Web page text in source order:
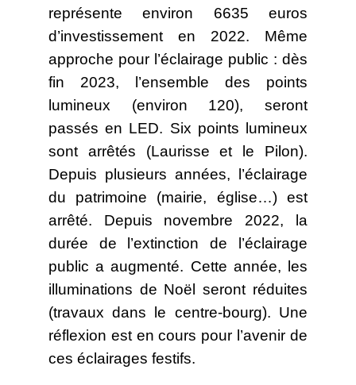
représente environ 6635 euros
d’investissement en 2022. Même
approche pour l’éclairage public : dès
fin 2023, l’ensemble des points
lumineux (environ 120), seront
passés en LED. Six points lumineux
sont arrêtés (Laurisse et le Pilon).
Depuis plusieurs années, l’éclairage
du patrimoine (mairie, église…) est
arrêté. Depuis novembre 2022, la
durée de l’extinction de l’éclairage
public a augmenté. Cette année, les
illuminations de Noël seront réduites
(travaux dans le centre-bourg). Une
réflexion est en cours pour l’avenir de
ces éclairages festifs.